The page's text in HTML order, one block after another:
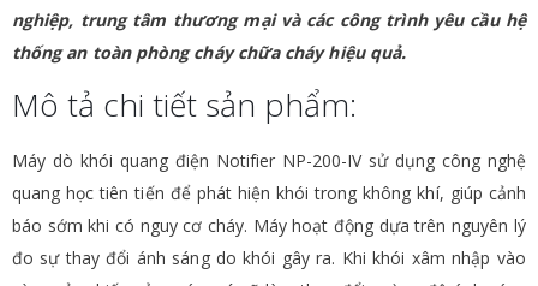
nghiệp, trung tâm thương mại và các công trình yêu cầu hệ
thống an toàn phòng cháy chữa cháy hiệu quả.
Mô tả chi tiết sản phẩm:
Máy dò khói quang điện Notifier NP-200-IV sử dụng công nghệ
quang học tiên tiến để phát hiện khói trong không khí, giúp cảnh
báo sớm khi có nguy cơ cháy. Máy hoạt động dựa trên nguyên lý
đo sự thay đổi ánh sáng do khói gây ra. Khi khói xâm nhập vào